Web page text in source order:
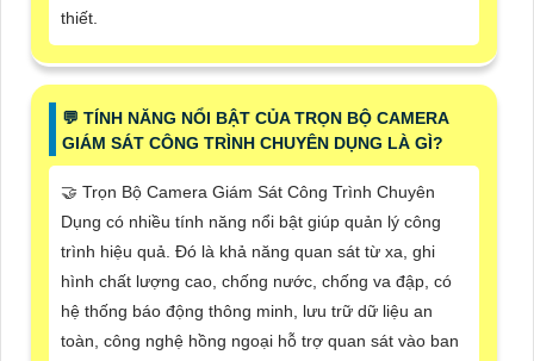
thiết.
️💬 TÍNH NĂNG NỔI BẬT CỦA TRỌN BỘ CAMERA
GIÁM SÁT CÔNG TRÌNH CHUYÊN DỤNG LÀ GÌ?
🤝 Trọn Bộ Camera Giám Sát Công Trình Chuyên
Dụng có nhiều tính năng nổi bật giúp quản lý công
trình hiệu quả. Đó là khả năng quan sát từ xa, ghi
hình chất lượng cao, chống nước, chống va đập, có
hệ thống báo động thông minh, lưu trữ dữ liệu an
toàn, công nghệ hồng ngoại hỗ trợ quan sát vào ban